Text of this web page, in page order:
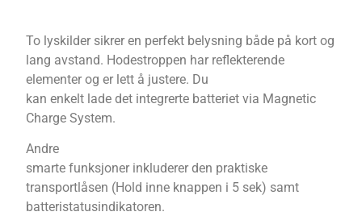
To lyskilder sikrer en perfekt belysning både på kort og
lang avstand. Hodestroppen har reflekterende
elementer og er lett å justere. Du
kan enkelt lade det integrerte batteriet via Magnetic
Charge System.
Andre
smarte funksjoner inkluderer den praktiske
transportlåsen (Hold inne knappen i 5 sek) samt
batteristatusindikatoren.